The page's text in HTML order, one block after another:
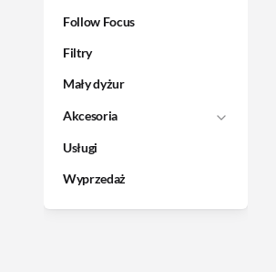
Follow Focus
Filtry
Mały dyżur
Akcesoria
Usługi
Wyprzedaż